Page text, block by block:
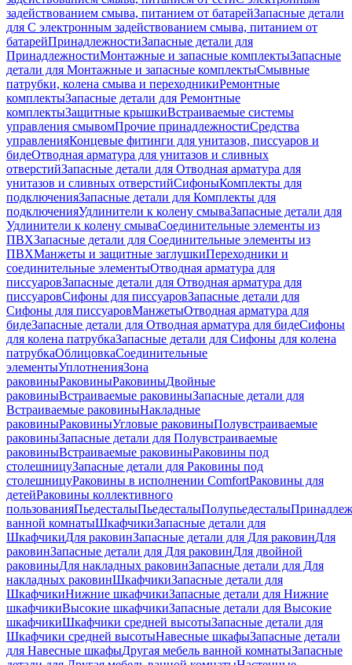
задействованием смыва, питанием от батарейЗапасные детали
для С электронным задействованием смыва, питанием от
батарейПринадлежностиЗапасные детали для
ПринадлежностиМонтажные и запасные комплектыЗапасные
детали для Монтажные и запасные комплектыСмывные
патрубки, колена смыва и переходникиРемонтные
комплектыЗапасные детали для Ремонтные
комплектыЗащитные крышкиВстраиваемые системы
управления смывомПрочие принадлежностиСредства
управленияКонцевые фитинги для унитазов, писсуаров и
бидеОтводная арматура для унитазов и сливных
отверстийЗапасные детали для Отводная арматура для
унитазов и сливных отверстийСифоныКомплекты для
подключенияЗапасные детали для Комплекты для
подключенияУдлинители к колену смываЗапасные детали для
Удлинители к колену смываСоединительные элементы из
ПВХЗапасные детали для Соединительные элементы из
ПВХМанжеты и защитные заглушкиПереходники и
соединительные элементыОтводная арматура для
писсуаровЗапасные детали для Отводная арматура для
писсуаровCифоны для писсуаровЗапасные детали для
Cифоны для писсуаровМанжетыОтводная арматура для
бидеЗапасные детали для Отводная арматура для бидеСифоны
для колена патрубкаЗапасные детали для Сифоны для колена
патрубкаОблицовкаСоединительные
элементыУплотненияЗона
раковиныРаковиныРаковиныДвойные
раковиныВстраиваемые раковиныЗапасные детали для
Встраиваемые раковиныНакладные
раковиныРаковиныУгловые раковиныПолувстраиваемые
раковиныЗапасные детали для Полувстраиваемые
раковиныВстраиваемые раковиныРаковины под
столешницуЗапасные детали для Раковины под
столешницуРаковины в исполнении ComfortPаковины для
детейРаковины коллективного
пользованияПьедесталыПьедесталыПолупьедесталы
ванной комнатыШкафчикиЗапасные детали для
ШкафчикиДля раковинЗапасные детали для Для раковинДля
раковинЗапасные детали для Для раковинДля двойной
раковиныДля накладных pаковинЗапасные детали для Для
накладных pаковинШкафчикиЗапасные детали для
ШкафчикиНижние шкафчикиЗапасные детали для Нижние
шкафчикиВысокие шкафчикиЗапасные детали для Высокие
шкафчикиШкафчики средней высотыЗапасные детали для
Шкафчики средней высотыНавесные шкафыЗапасные детали
для Навесные шкафыДругая мебель ванной комнатыЗапасные